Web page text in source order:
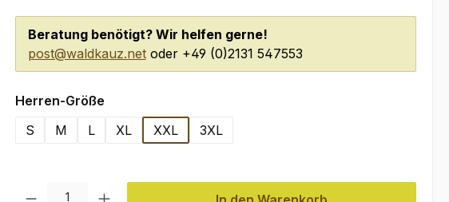
Beratung benötigt? Wir helfen gerne!
post@waldkauz.netoder +49 (0)2131 547553
Herren-Größeauswählen
S
M L XL XXL 3XL
Produkt Anzahl: Gib den gewünschten Wert ein oder benutze die Schaltflächen